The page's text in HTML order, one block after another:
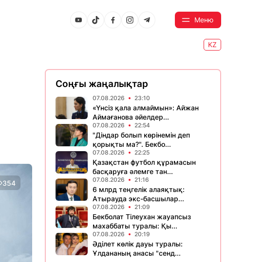
Меню
KZ
354
Соңғы жаңалықтар
07.08.2026 23:10
«Үнсіз қала алмаймын»: Айжан
Аймағанова әйелдер...
07.08.2026 22:54
"Діндар болып көрінемін деп
қорықты ма?". Бекбо...
07.08.2026 22:25
Қазақстан футбол құрамасын
басқаруға әлемге тан...
07.08.2026 21:16
6 млрд теңгелік алаяқтық:
Атырауда экс-басшылар...
07.08.2026 21:09
Бекболат Тілеухан жауапсыз
махаббаты туралы: Қы...
07.08.2026 20:19
Әділет көлік дауы туралы:
Ұлдананың анасы "сенд...